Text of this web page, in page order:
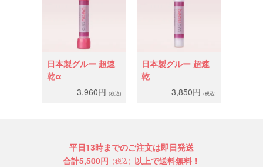
日本製グルー 超速
乾α
3,960円 (税込)
日本製グルー 超速
乾
3,850円(税込)
平日13時までのご注文は即日発送
合計5,500円 （税込） 以上で送料無料！